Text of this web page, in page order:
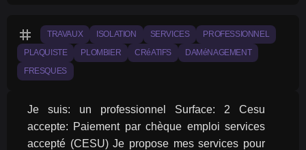
tag TRAVAUX ISOLATION SERVICES PROFESSIONNEL
PLAQUISTE PLOMBIER CRéATIFS DAMéNAGEMENT
FRESQUES
Je suis: un professionnel Surface: 2 Cesu
accepte: Paiement par chèque emploi services
accepté (CESU) Je propose mes services pour